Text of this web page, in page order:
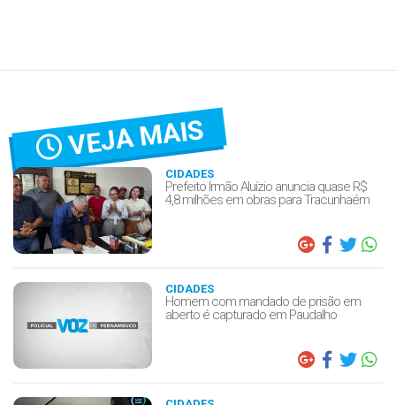
VEJA MAIS
CIDADES
Prefeito Irmão Aluízio anuncia quase R$
4,8 milhões em obras para Tracunhaém
CIDADES
Homem com mandado de prisão em
aberto é capturado em Paudalho